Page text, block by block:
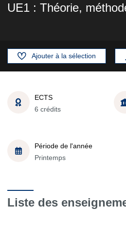
UE1 : Théorie,
Ajouter à la sélection
ECTS
6 crédits
Période de l'année
Printemps
Liste des